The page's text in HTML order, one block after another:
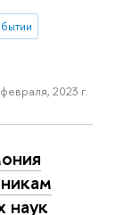
2023 г.
наук